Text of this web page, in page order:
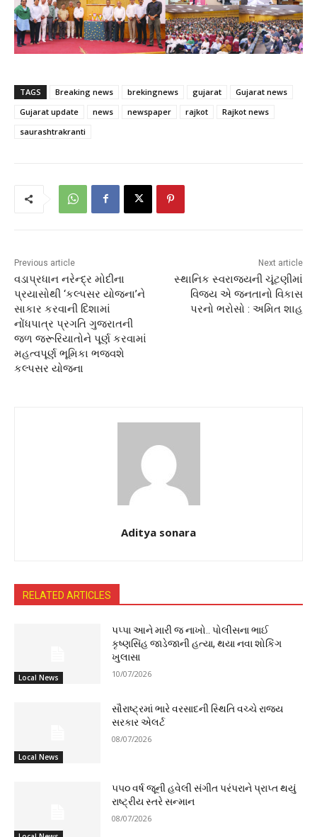
TAGS Breaking news brekingnews gujarat
Gujarat news
Gujarat update
news newspaper rajkot
Rajkot news
saurashtrakranti
Previous article
વડાપ્રધાન નરેન્દ્ર મોદીના
પ્રયાસોથી ‘કલ્પસર યોજના’ને
સાકાર કરવાની દિશામાં
નોંધપાત્ર પ્રગતિ ગુજરાતની
જળ જરૂરિયાતોને પૂર્ણ કરવામાં
મહત્વપૂર્ણ ભૂમિકા ભજવશે
કલ્પસર યોજના
Next article
સ્થાનિક સ્વરાજ્યની ચૂંટણીમાં
વિજય એ જનતાનો વિકાસ
પરનો ભરોસો : અમિત શાહ
Aditya sonara
RELATED ARTICLES
Local News
પપ્પા આને મારી જ નાખો.. પોલીસના ભાઈ
કૃષ્ણસિંહ જાડેજાની હત્યા, થયા નવા શોકિંગ
ખુલાસા
10/07/2026
Local News
સૌરાષ્ટ્રમાં ભારે વરસાદની સ્થિતિ વચ્ચે રાજ્ય
સરકાર એલર્ટ
08/07/2026
૫૫૦ વર્ષ જૂની હવેલી સંગીત પરંપરાને પ્રાપ્ત થયું
રાષ્ટ્રીય સ્તરે સન્માન
08/07/2026